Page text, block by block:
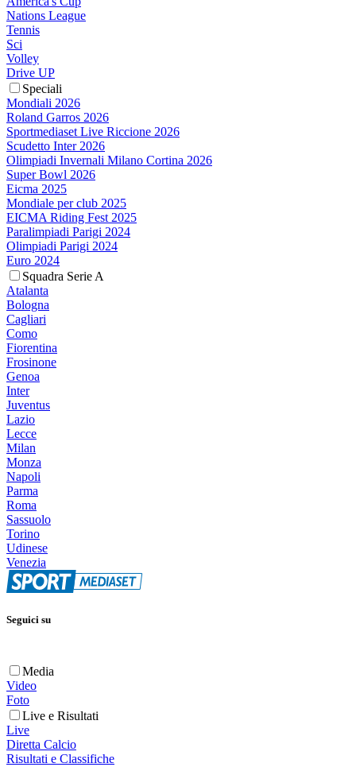
Nations League
Tennis
Sci
Volley
Drive UP
Speciali
Mondiali 2026
Roland Garros 2026
Sportmediaset Live Riccione 2026
Scudetto Inter 2026
Olimpiadi Invernali Milano Cortina 2026
Super Bowl 2026
Eicma 2025
Mondiale per club 2025
EICMA Riding Fest 2025
Paralimpiadi Parigi 2024
Olimpiadi Parigi 2024
Euro 2024
Squadra Serie A
Atalanta
Bologna
Cagliari
Como
Fiorentina
Frosinone
Genoa
Inter
Juventus
Lazio
Lecce
Milan
Monza
Napoli
Parma
Roma
Sassuolo
Torino
Udinese
Venezia
Seguici su
Media
Video
Foto
Live e Risultati
Live
Diretta Calcio
Risultati e Classifiche